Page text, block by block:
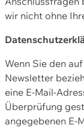
wir nicht ohne
Wenn Sie den
Newsletter
eine E-Mail-
Überprüfung
angegebenen E-